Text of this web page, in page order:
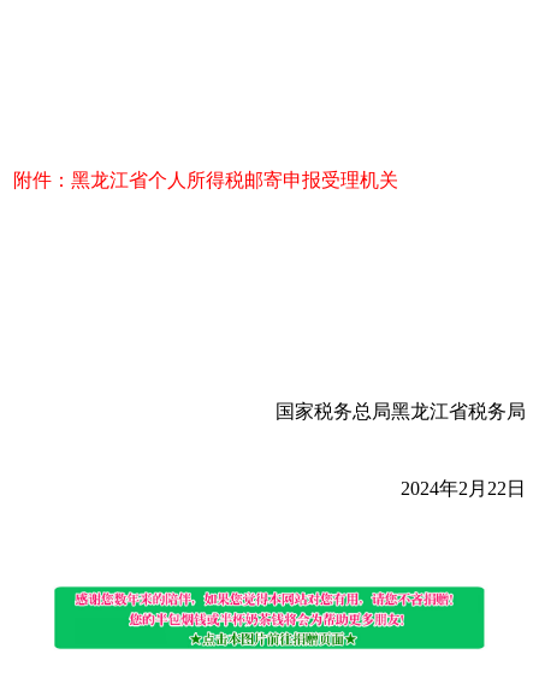
附件：黑龙江省个人所得税邮寄申报受理机关
国家税务总局黑龙江省税务局
2024年2月22日